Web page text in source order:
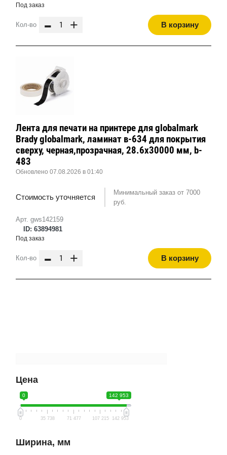
Цена
0 142 953
0 35 738 71 477 107 215 142 953
Ширина, мм
Под заказ
Кол-во - + В корзину
Арт. gws142159
ID: 63894981
Лента для печати на принтере для globalmark
Brady globalmark, ламинат в-634 для покрытия
сверху, черная,прозрачная, 28.6x30000 мм, b-
483
Обновлено 07.08.2026 в 01:40
Стоимость уточняется
Минимальный заказ от 7000
руб.
Под заказ
Кол-во - + В корзину